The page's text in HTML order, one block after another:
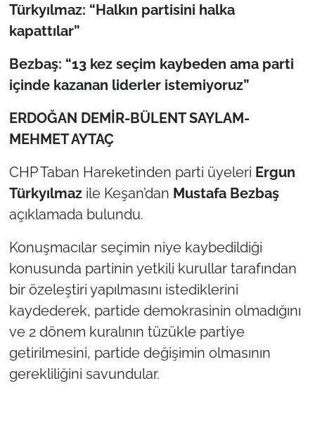
Türkyılmaz: “Halkın partisini halka
kapattılar”
Bezbaş: “13 kez seçim kaybeden ama parti
içinde kazanan liderler istemiyoruz”
ERDOĞAN DEMİR-BÜLENT SAYLAM-
MEHMET AYTAÇ
CHP Taban Hareketinden parti üyeleri Ergun
Türkyılmazile Keşan’dan Mustafa Bezbaş
açıklamada bulundu.
Konuşmacılar seçimin niye kaybedildiği
konusunda partinin yetkili kurullar tarafından
bir özeleştiri yapılmasını istediklerini
kaydederek, partide demokrasinin olmadığını
ve 2 dönem kuralının tüzükle partiye
getirilmesini, partide değişimin olmasının
gerekliliğini savundular.
TEKİRDAĞ
ÇANAKKALE
TÜRKİYE
Güvenlik
Politika
Flaş Haber
Dış Haberler
Magazin